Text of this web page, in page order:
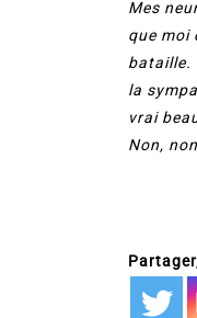
Mes
que moi
bataille.
la
vrai
Non,